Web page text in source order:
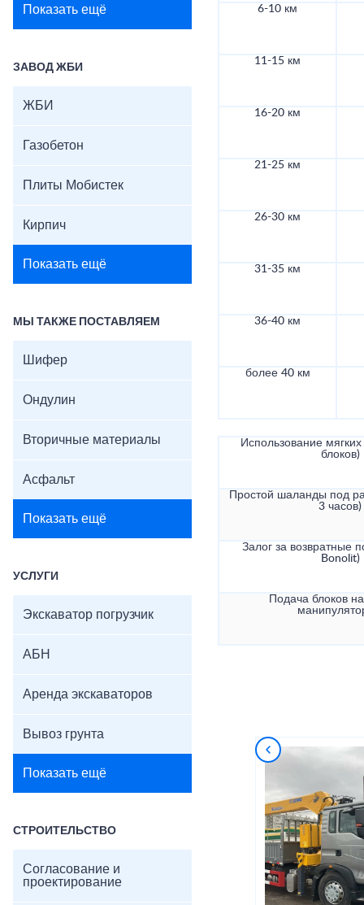
Показать ещё
ЗАВОД ЖБИ
ЖБИ
Газобетон
Плиты Мобистек
Кирпич
Показать ещё
МЫ ТАКЖЕ ПОСТАВЛЯЕМ
Шифер
Ондулин
Вторичные материалы
Асфальт
Показать ещё
УСЛУГИ
Экскаватор погрузчик
АБН
Аренда экскаваторов
Вывоз грунта
Показать ещё
СТРОИТЕЛЬСТВО
Согласование и
проектирование
6-10 км
11-15 км
16-20 км
21-25 км
26-30 км
31-35 км
36-40 км
более 40 км
Использование
блоков)
Простой шаланды под
3 часов)
Залог за возвратные
Bonolit)
Подача блоков